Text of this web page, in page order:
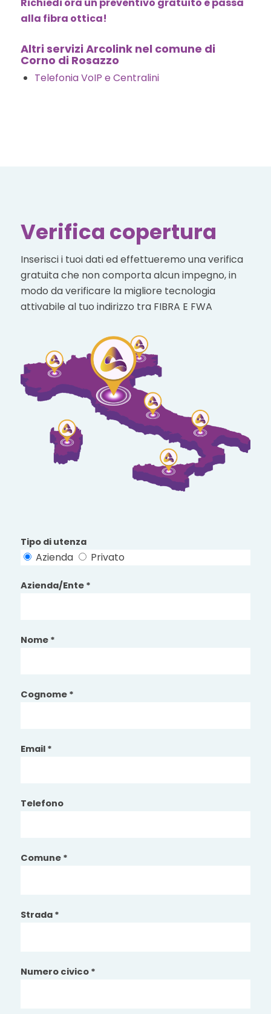
alla fibra ottica!
Altri servizi Arcolink nel comune di
Corno di Rosazzo
Telefonia VoIP e Centralini
Verifica copertura
Inserisci i tuoi dati ed effettueremo una verifica
gratuita che non comporta alcun impegno, in
modo da verificare la migliore tecnologia
attivabile al tuo indirizzo tra FIBRA E FWA
Tipo di utenza
Azienda Privato
Azienda/Ente *
Nome *
Cognome *
Email *
Telefono
Comune *
Strada *
Numero civico *